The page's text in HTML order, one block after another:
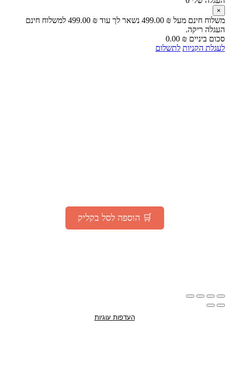
חינם מעל₪
499.00 נשאר לך עוד₪
499.00
למשלוח חינם
ריקה.
ביניים ₪
0.00
הקניות לתשלום
🛒 הוספה לסל בקליק
העדפות עוגיות